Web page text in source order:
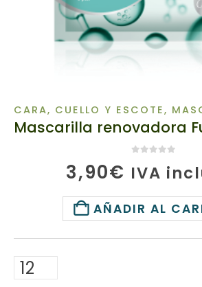
CARA, CUELLO Y ESCOTE,
3,90€ IVA
AÑADIR AL